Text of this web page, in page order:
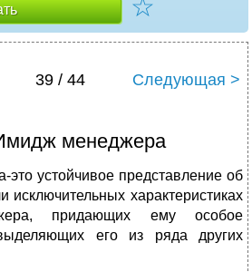
☆
39 / 44 Следующая >
менеджера
устойчивое представление об
исключительных характеристиках
придающих ему особое
его из ряда других